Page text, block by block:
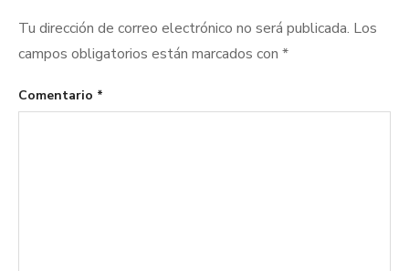
Tu dirección de correo electrónico no será publicada. Los
campos obligatorios están marcados con *
Comentario *